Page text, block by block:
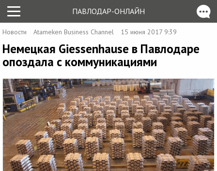
ПАВЛОДАР-ОНЛАЙН
Новости Atameken Business Channel 15 июня 2017 9:39
Немецкая Giessenhause в Павлодаре
опоздала с коммуникациями